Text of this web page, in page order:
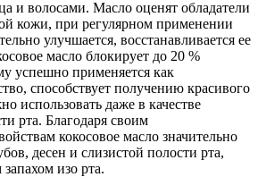
и волосами. Масло оценят обладатели
кожи, при регулярном применении
улучшается, восстанавливается ее
масло блокирует до 20 %
успешно применяется как
способствует получению красивого
использовать даже в качестве
рта. Благодаря своим
кокосовое масло значительно
десен и слизистой полости рта,
изо рта.